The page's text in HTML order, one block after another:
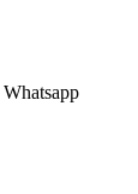
Whatsapp